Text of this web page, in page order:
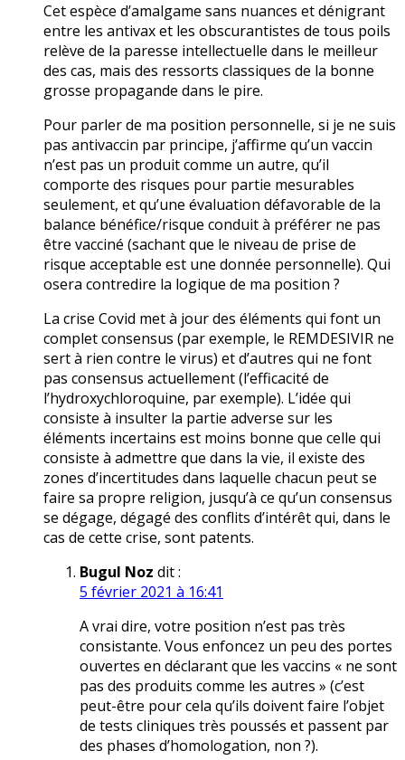
Cet espèce d’amalgame sans nuances et dénigrant
entre les antivax et les obscurantistes de tous poils
relève de la paresse intellectuelle dans le meilleur
des cas, mais des ressorts classiques de la bonne
grosse propagande dans le pire.
Pour parler de ma position personnelle, si je ne suis
pas antivaccin par principe, j’affirme qu’un vaccin
n’est pas un produit comme un autre, qu’il
comporte des risques pour partie mesurables
seulement, et qu’une évaluation défavorable de la
balance bénéfice/risque conduit à préférer ne pas
être vacciné (sachant que le niveau de prise de
risque acceptable est une donnée personnelle). Qui
osera contredire la logique de ma position ?
La crise Covid met à jour des éléments qui font un
complet consensus (par exemple, le REMDESIVIR ne
sert à rien contre le virus) et d’autres qui ne font
pas consensus actuellement (l’efficacité de
l’hydroxychloroquine, par exemple). L’idée qui
consiste à insulter la partie adverse sur les
éléments incertains est moins bonne que celle qui
consiste à admettre que dans la vie, il existe des
zones d’incertitudes dans laquelle chacun peut se
faire sa propre religion, jusqu’à ce qu’un consensus
se dégage, dégagé des conflits d’intérêt qui, dans le
cas de cette crise, sont patents.
Bugul Noz dit :
5 février 2021 à 16:41
A vrai dire, votre position n’est pas très
consistante. Vous enfoncez un peu des portes
ouvertes en déclarant que les vaccins « ne sont
pas des produits comme les autres » (c’est
peut-être pour cela qu’ils doivent faire l’objet
de tests cliniques très poussés et passent par
des phases d’homologation, non ?).